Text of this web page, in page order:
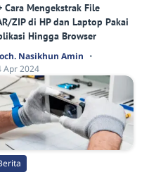
Cara Mengekstrak File
ZIP di HP dan Laptop Pakai
Hingga Browser
Nasikhun Amin
Apr 2024